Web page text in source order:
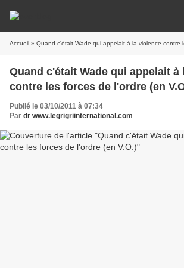
Accueil » Quand c'était Wade qui appelait à la violence contre les
Quand c'était Wade qui appelait à
contre les forces de l'ordre (en
Publié le 03/10/2011 à 07:34
Par dr www.legrigriinternational.com